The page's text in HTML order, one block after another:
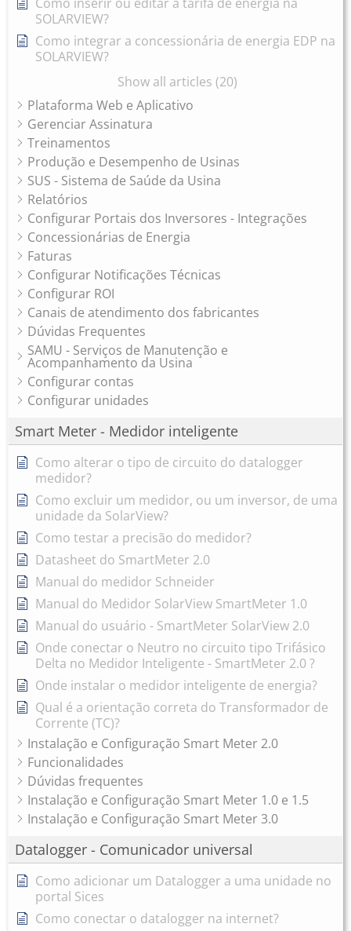
SOLARVIEW?
Como integrar a concessionária de energia EDP na
SOLARVIEW?
Show all articles (20)
Plataforma Web e Aplicativo
Gerenciar Assinatura
Treinamentos
Produção e Desempenho de Usinas
SUS - Sistema de Saúde da Usina
Relatórios
Configurar Portais dos Inversores - Integrações
Concessionárias de Energia
Faturas
Configurar Notificações Técnicas
Configurar ROI
Canais de atendimento dos fabricantes
Dúvidas Frequentes
SAMU - Serviços de Manutenção e
Acompanhamento da Usina
Configurar contas
Configurar unidades
Smart Meter - Medidor inteligente
Como alterar o tipo de circuito do datalogger
medidor?
Como excluir um medidor, ou um inversor, de uma
unidade da SolarView?
Como testar a precisão do medidor?
Datasheet do SmartMeter 2.0
Manual do medidor Schneider
Manual do Medidor SolarView SmartMeter 1.0
Manual do usuário - SmartMeter SolarView 2.0
Onde conectar o Neutro no circuito tipo Trifásico
Delta no Medidor Inteligente - SmartMeter 2.0 ?
Onde instalar o medidor inteligente de energia?
Qual é a orientação correta do Transformador de
Corrente (TC)?
Instalação e Configuração Smart Meter 2.0
Funcionalidades
Dúvidas frequentes
Instalação e Configuração Smart Meter 1.0 e 1.5
Instalação e Configuração Smart Meter 3.0
Datalogger - Comunicador universal
Como adicionar um Datalogger a uma unidade no
portal Sices
Como conectar o datalogger na internet?